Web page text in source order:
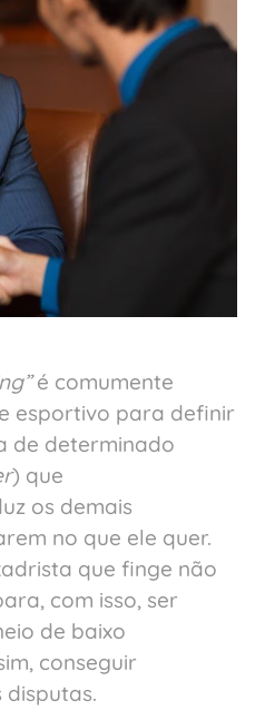
é comumente
esportivo para definir
de determinado
) que
os demais
no que ele quer.
que finge não
com isso, ser
de baixo
conseguir